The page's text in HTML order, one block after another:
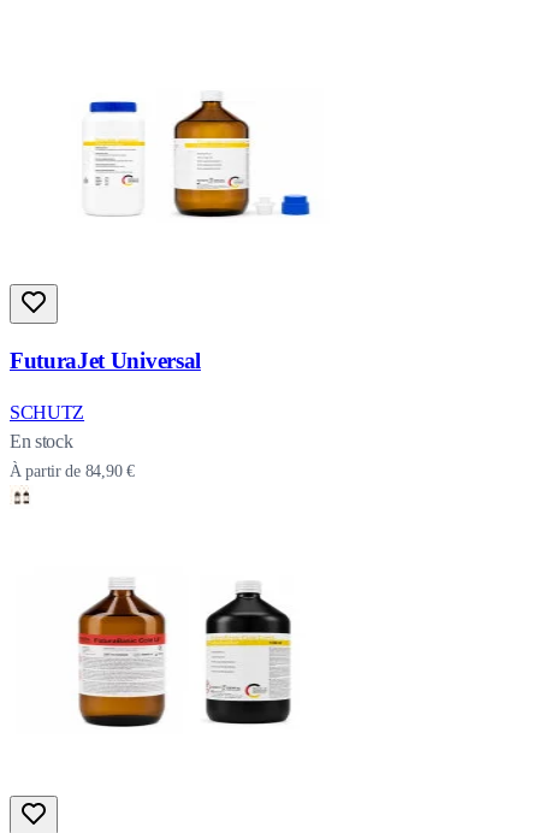
FuturaJet Universal
SCHUTZ
En stock
À partir de 84,90 €